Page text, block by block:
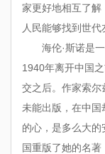
家更好地相互了解
人民能够找到世代
海伦·斯诺是一
1940年离开中国
交之后。作家索尔
未能出版，在中
的心，是多么大的
国重版了她的名